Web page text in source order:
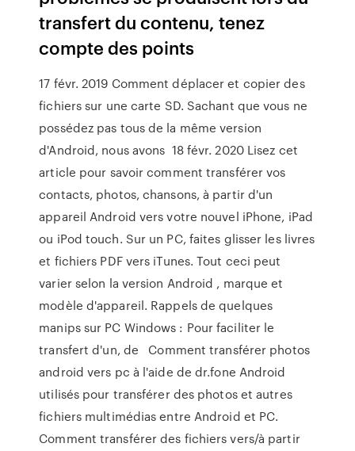
transfert du contenu, tenez
compte des points
17 févr. 2019 Comment déplacer et copier des
fichiers sur une carte SD. Sachant que vous ne
possédez pas tous de la même version
d'Android, nous avons 18 févr. 2020 Lisez cet
article pour savoir comment transférer vos
contacts, photos, chansons, à partir d'un
appareil Android vers votre nouvel iPhone, iPad
ou iPod touch. Sur un PC, faites glisser les livres
et fichiers PDF vers iTunes. Tout ceci peut
varier selon la version Android , marque et
modèle d'appareil. Rappels de quelques
manips sur PC Windows : Pour faciliter le
transfert d'un, de Comment transférer photos
android vers pc à l'aide de dr.fone Android
utilisés pour transférer des photos et autres
fichiers multimédias entre Android et PC.
Comment transférer des fichiers vers/à partir